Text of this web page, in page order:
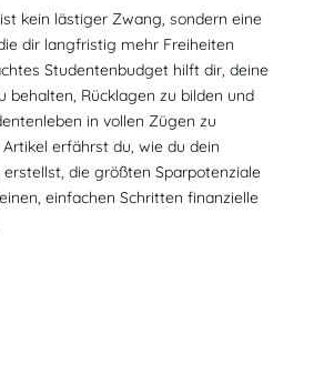
ist kein lästiger Zwang, sondern eine
dir langfristig mehr Freiheiten
Studentenbudget hilft dir, deine
behalten, Rücklagen zu bilden und
in vollen Zügen zu
erfährst du, wie du dein
die größten Sparpotenziale
einfachen Schritten finanzielle